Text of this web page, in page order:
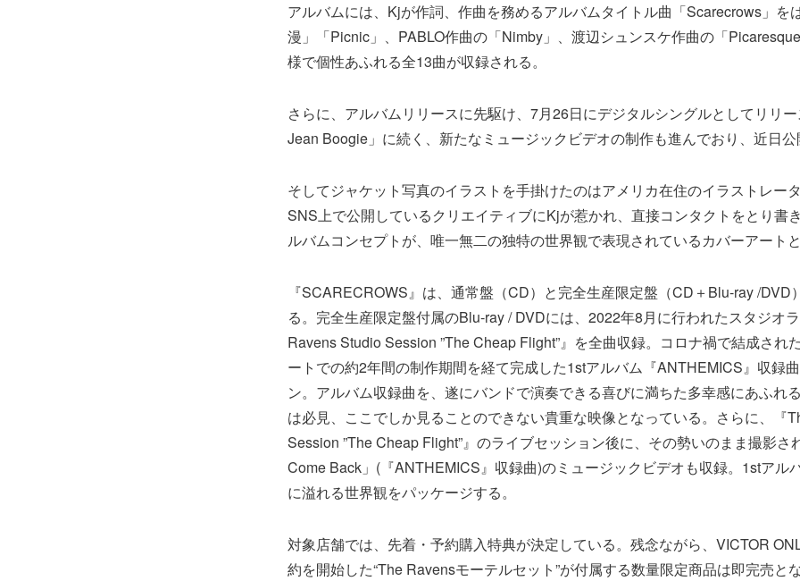
アルバムには、Kjが作詞、作曲を務めるアルバムタイトル曲「Scarecrows」を
漫」「Picnic」、PABLO作曲の「Nimby」、渡辺シュンスケ作曲の「
様で個性あふれる全13曲が収録される。
さらに、アルバムリリースに先駆け、7月26日にデジタルシングルとしてリリ
Jean Boogie」に続く、新たなミュージックビデオの制作も進んでおり、近日公
そしてジャケット写真のイラストを手掛けたのはアメリカ在住のイラストレータ
SNS上で公開しているクリエイティブにKjが惹かれ、直接コンタクトをとり書
ルバムコンセプトが、唯一無二の独特の世界観で表現されているカバーアートと
『SCARECROWS』は、通常盤（CD）と完全生産限定盤（CD＋Blu-ray /DVD
る。完全生産限定盤付属のBlu-ray / DVDには、2022年8月に行われたスタジオ
Ravens Studio Session ”The Cheap Flight”』を全曲収録。コロナ禍で結成され
ートでの約2年間の制作期間を経て完成した1stアルバム『ANTHEMICS』収録
ン。アルバム収録曲を、遂にバンドで演奏できる喜びに満ちた多幸感にあふれ
は必見、ここでしか見ることのできない貴重な映像となっている。さらに、『
Session ”The Cheap Flight”』のライブセッション後に、その勢いのまま撮影さ
Come Back」(『ANTHEMICS』収録曲)のミュージックビデオも収録。1stアル
に溢れる世界観をパッケージする。
対象店舗では、先着・予約購入特典が決定している。残念ながら、VICTOR
約を開始した“The Ravensモーテルセット”が付属する数量限定商品は即完売と